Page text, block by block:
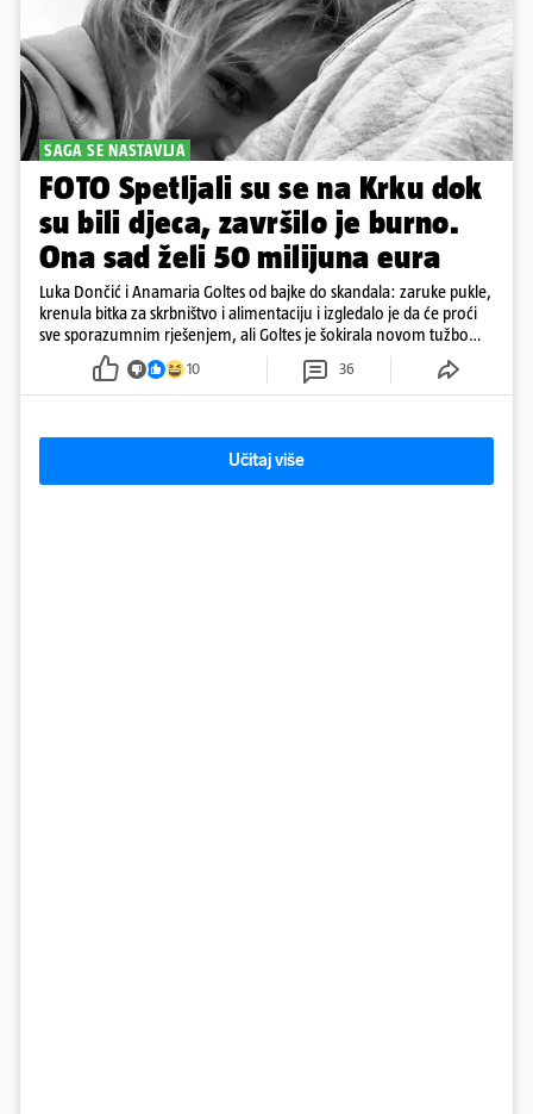
SAGA SE NASTAVLJA
FOTO Spetljali su se na Krku dok
su bili djeca, završilo je burno.
Ona sad želi 50 milijuna eura
Luka Dončić i Anamaria Goltes od bajke do skandala: zaruke pukle,
krenula bitka za skrbništvo i alimentaciju i izgledalo je da će proći
sve sporazumnim rješenjem, ali Goltes je šokirala novom tužbom
u Sloveniji
10 36
Učitaj više